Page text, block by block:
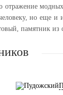
отражение
но еще
памятник